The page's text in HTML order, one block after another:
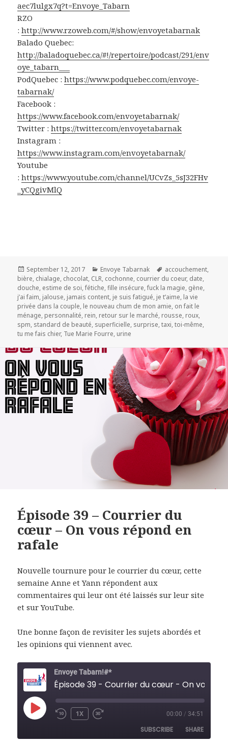
aec7lulgx7q?t=Envoye_Tabarn
RZO
:http://www.rzoweb.com/#/show/envoyetabarnak
Balado Quebec:
http://baladoquebec.ca/#!/repertoire/podcast/291/env
oye_tabarn___
PodQuebec :https://www.podquebec.com/envoye-
tabarnak/
Facebook :
https://www.facebook.com/envoyetabarnak/
Twitter :https://twitter.com/envoyetabarnak
Instagram :
https://www.instagram.com/envoyetabarnak/
Youtube
:https://www.youtube.com/channel/UCvZs_5sJ32FHv
_yCQgivMlQ
Posted
on
September 12, 2017 Categories
Envoye Tabarnak Tags
accouchement,
bière, chialage, chocolat, CLR, cochonne, courrier du coeur, date,
douche, estime de soi,fétiche,fille insécure,fuck la magie, gène,
j’ai faim, jalouse, jamais content, je suis fatigué, je t’aime, la vie
privée dans la couple, le nouveau chum de mon amie, on fait le
ménage, personnalité, rein, retour sur le marché, rousse, roux,
spm, standard de beauté, superficielle, surprise,taxi,toi-même,
tu me fais chier, Tue Marie Fourre, urine
Épisode 39 – Courrier du
cœur – On vous répond en
rafale
Nouvelle tournure pour le courrier du cœur, cette
semaine Anne et Yann répondent aux
commentaires qui leur ont été laissés sur leur site
et sur YouTube.
Une bonne façon de revisiter les sujets abordés et
les opinions qui viennent avec.
Envoye Tabarn!#*
PLAY
EPISODE REWIND
1X
FAST
00:00 / 34:51
SUBSCRIBE SHARE